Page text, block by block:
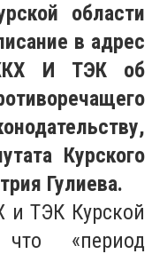
области
в адрес
ЖКХ И ТЭК об
Курского
Гулиева.
и ТЭК Курской
что «период